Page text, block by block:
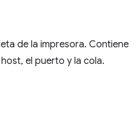
de la impresora. Contiene
el puerto y la cola.